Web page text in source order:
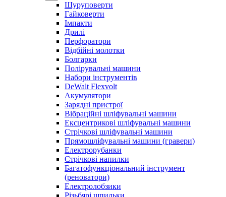
Шуруповерти
Гайковерти
Імпакти
Дрилі
Перфоратори
Відбійні молотки
Болгарки
Полірувальні машини
Набори інструментів
DeWalt Flexvolt
Акумулятори
Зарядні пристрої
Вібраційні шліфувальні машини
Ексцентрикові шліфувальні машини
Стрічкові шліфувальні машини
Прямошліфувальні машини (гравери)
Електрорубанки
Стрічкові напилки
Багатофункціональний інструмент
(реноватори)
Електролобзики
Різьбярі шпильки